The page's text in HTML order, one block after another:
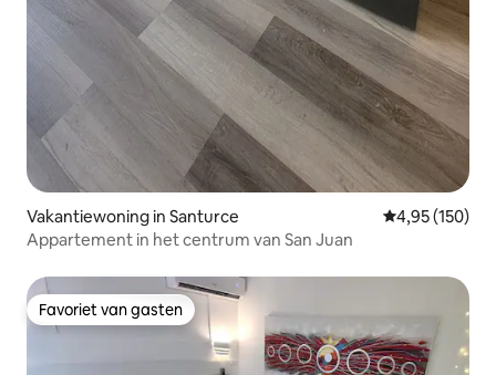
Vakantiewoning in Santurce Gemiddelde
4,95 (150)
Appartement in het centrum van San Juan
Favoriet van gasten
Favoriet van gasten